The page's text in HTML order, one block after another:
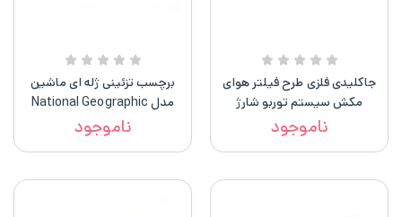
جاکلیدی فلزی طرح فیلتر هوای
مکش سیستم توربو شارژ
ناموجود
برچسب تزئینی ژله ای ماشین
مدل National Geographic
ناموجود